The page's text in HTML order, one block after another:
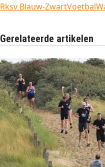
Rksv Blauw-ZwartVoetbal
Gerelateerde artikelen